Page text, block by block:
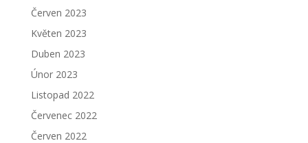
Červen 2023
Květen 2023
Duben 2023
Únor 2023
Listopad 2022
Červenec 2022
Červen 2022